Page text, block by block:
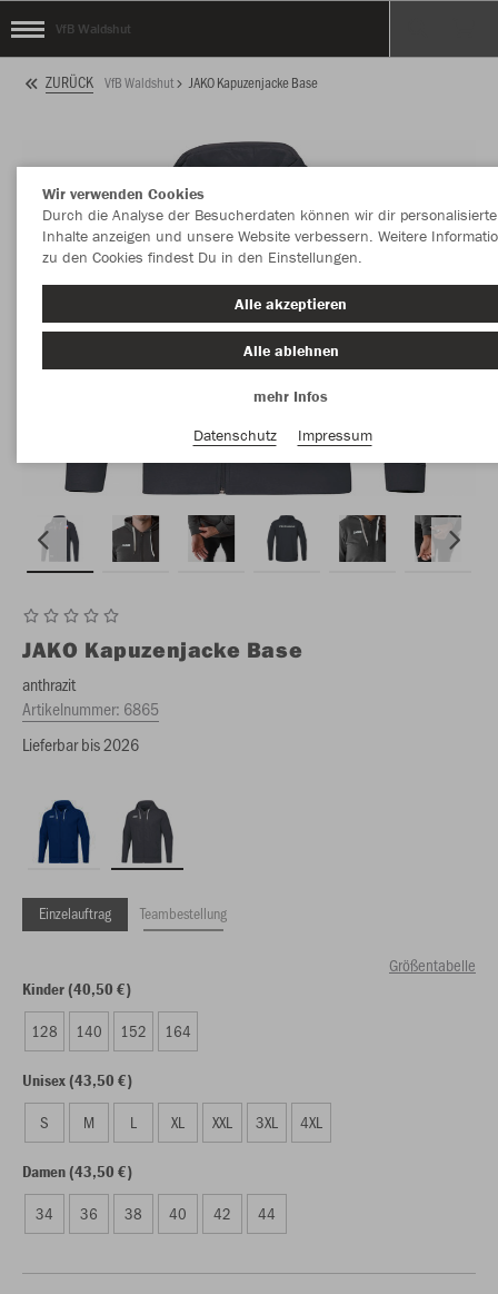
VfB Waldshut
ZURÜCK VfB Waldshut JAKO Kapuzenjacke Base
JAKO Kapuzenjacke Base
anthrazit
Artikelnummer: 6865
Lieferbar bis 2026
Einzelauftrag Teambestellung
Größentabelle
Kinder (40,50 €)
128 140 152 164
Unisex (43,50 €)
S M L XL XXL 3XL 4XL
Damen (43,50 €)
34 36 38 40 42 44
Wir verwenden Cookies
Durch die Analyse der Besucherdaten können wir dir personalisierte
Inhalte anzeigen und unsere Website verbessern. Weitere
zu den Cookies findest Du in den Einstellungen.
Alle akzeptieren
Alle ablehnen
mehr Infos
Datenschutz
Impressum